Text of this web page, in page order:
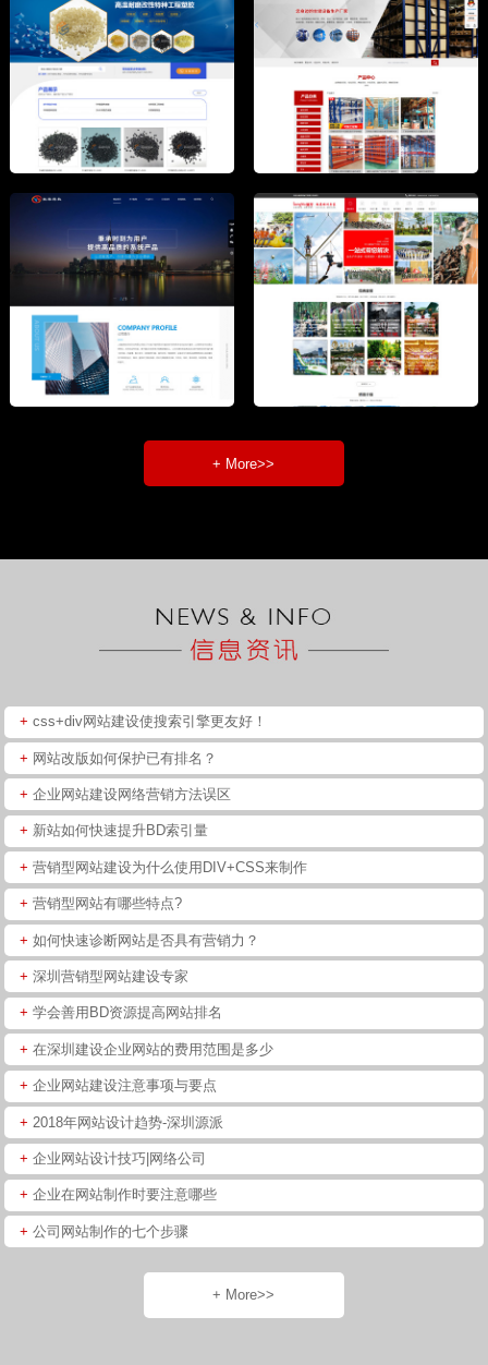
+ More>>
+ css+div网站建设使搜索引擎更友好！
+ 网站改版如何保护已有排名？
+ 企业网站建设网络营销方法误区
+ 新站如何快速提升BD索引量
+ 营销型网站建设为什么使用DIV+CSS来制作
+ 营销型网站有哪些特点?
+ 如何快速诊断网站是否具有营销力？
+ 深圳营销型网站建设专家
+ 学会善用BD资源提高网站排名
+ 在深圳建设企业网站的费用范围是多少
+ 企业网站建设注意事项与要点
+ 2018年网站设计趋势-深圳源派
+ 企业网站设计技巧|网络公司
+ 企业在网站制作时要注意哪些
+ 公司网站制作的七个步骤
+ More>>